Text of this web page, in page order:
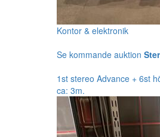
Kontor & elektronik
Se kommande auktion
1st stereo Advance + 6st
ca: 3m.